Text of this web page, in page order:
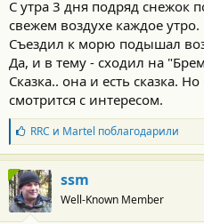
С утра 3 дня подряд снежок
свежем воздухе каждое утро.
Съездил к морю подышал
Да, и в тему - сходил на
Сказка.. она и есть сказка.
смотрится с интересом.
Б
л
а
г
о
д
а
RRC и Martel поблагодарили
ssm
Well-Known Member